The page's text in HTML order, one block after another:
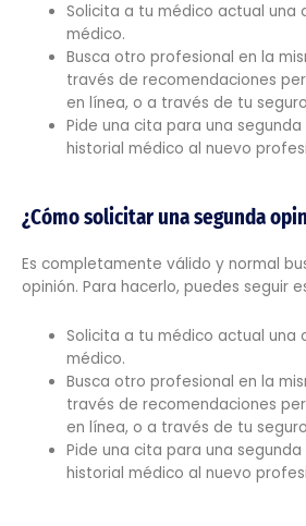
Solicita a tu médico actual una
médico.
Busca otro profesional en la
través de recomendaciones
en línea, o a través de tu
Pide una cita para una
historial médico al nuevo
¿Cómo solicitar una segunda
Es completamente válido y normal
opinión. Para hacerlo, puedes seguir
Solicita a tu médico actual una
médico.
Busca otro profesional en la
través de recomendaciones
en línea, o a través de tu
Pide una cita para una
historial médico al nuevo